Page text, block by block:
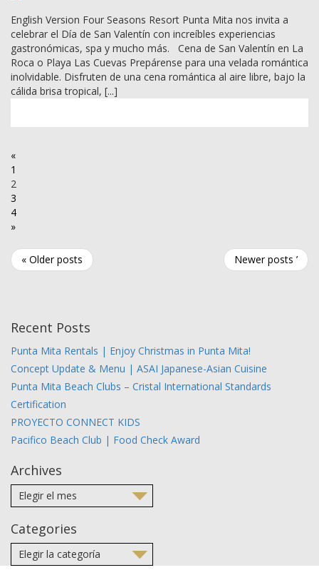
English Version Four Seasons Resort Punta Mita nos invita a
celebrar el Día de San Valentín con increíbles experiencias
gastronómicas, spa y mucho más. Cena de San Valentín en La
Roca o Playa Las Cuevas Prepárense para una velada romántica
inolvidable. Disfruten de una cena romántica al aire libre, bajo la
cálida brisa tropical, [...]
«
1
2
3
4
»
« Older posts Newer posts ’
Recent Posts
Punta Mita Rentals | Enjoy Christmas in Punta Mita!
Concept Update & Menu | ASAI Japanese-Asian Cuisine
Punta Mita Beach Clubs – Cristal International Standards
Certification
PROYECTO CONNECT KIDS
Pacifico Beach Club | Food Check Award
Archives
Categories